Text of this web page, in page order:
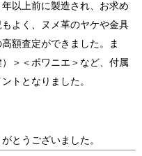
以上前に製造され、お求め
よく、ヌメ革のヤケや金具
額査定ができました。ま
＞＜ポワニエ＞など、付属
トとなりました。
とうございました。